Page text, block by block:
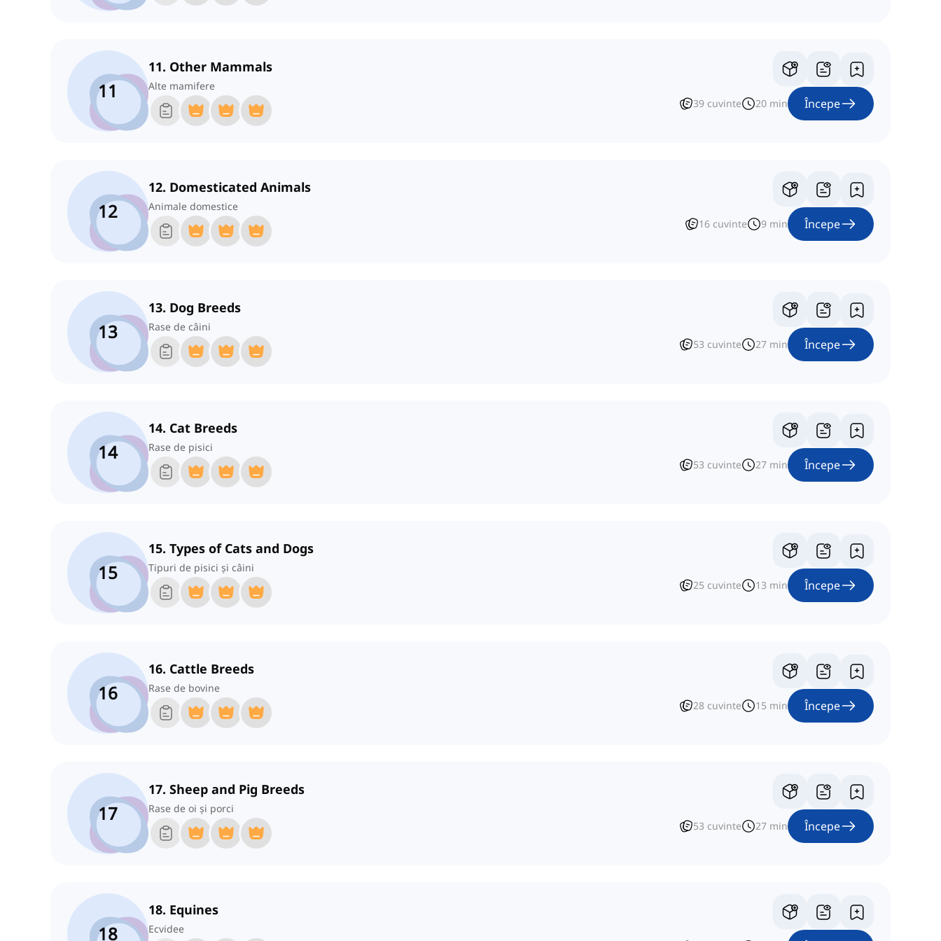
11
11. Other Mammals
Alte mamifere
39 cuvinte 20 min Începe
12
12. Domesticated Animals
Animale domestice
16 cuvinte 9 min Începe
13
13. Dog Breeds
Rase de câini
53 cuvinte 27 min Începe
14
14. Cat Breeds
Rase de pisici
53 cuvinte 27 min Începe
15
15. Types of Cats and Dogs
Tipuri de pisici și câini
25 cuvinte 13 min Începe
16
16. Cattle Breeds
Rase de bovine
28 cuvinte 15 min Începe
17
17. Sheep and Pig Breeds
Rase de oi și porci
53 cuvinte 27 min Începe
18
18. Equines
Ecvidee